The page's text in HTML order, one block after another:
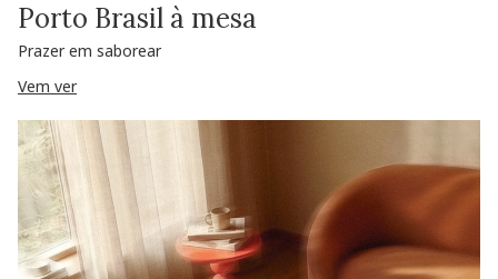
Porto Brasil à mesa
Prazer em saborear
Vem ver